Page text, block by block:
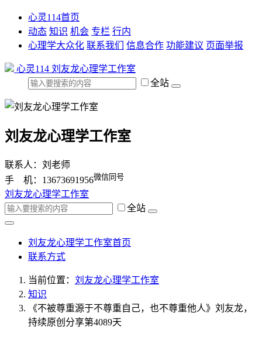
心灵114首页
动态 知识 机会 专栏 行内
心理学大众化 联系我们 信息合作 功能建议 页面举报
心灵114 刘友龙心理学工作室
全站
刘友龙心理学工作室
联系人：刘老师
手 机：13673691956微信同号
刘友龙心理学工作室
全站
刘友龙心理学工作室首页
联系方式
当前位置： 刘友龙心理学工作室
知识
《不被尊重源于不尊重自己，也不尊重他人》刘友龙，
持续原创分享第4089天